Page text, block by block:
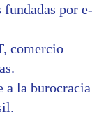
fundadas por e-
comercio
a la burocracia